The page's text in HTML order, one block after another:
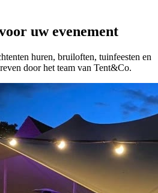
uw evenement
huren, bruiloften, tuinfeesten en
door het team van Tent&Co.